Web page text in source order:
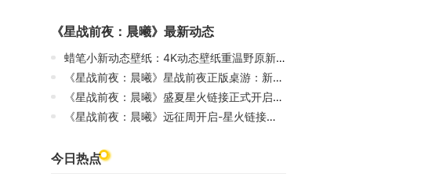
《星战前夜：晨曦》最新动态
蜡笔小新动态壁纸：4K动态壁纸重温野原新之助的童年回忆-千千壁纸
《星战前夜：晨曦》星战前夜正版桌游：新伊甸之战众筹预热开启
《星战前夜：晨曦》盛夏星火链接正式开启，超多奖励等你拿！
《星战前夜：晨曦》远征周开启-星火链接启动！
今日热点